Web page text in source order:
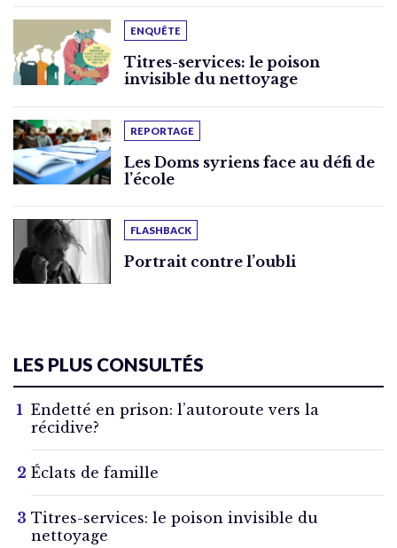
ENQUÊTE
Titres-services: le poison
invisible du nettoyage
REPORTAGE
Les Doms syriens face au défi de
l’école
FLASHBACK
Portrait contre l’oubli
LES PLUS CONSULTÉS
Endetté en prison: l’autoroute vers la
récidive?
Éclats de famille
Titres-services: le poison invisible du
nettoyage